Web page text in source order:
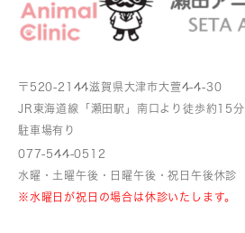
〒520-2144滋賀県大津市大萱4-4-30
JR東海道線「瀬田駅」南口より徒歩約15分
駐車場有り
077-544-0512
水曜・土曜午後・日曜午後・祝日午後休診
※水曜日が祝日の場合は休診いたします。